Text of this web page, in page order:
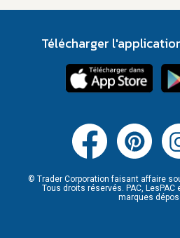
Télécharger
© Trader Corporation faisant affaire
Tous droits réservés. PAC,
marques